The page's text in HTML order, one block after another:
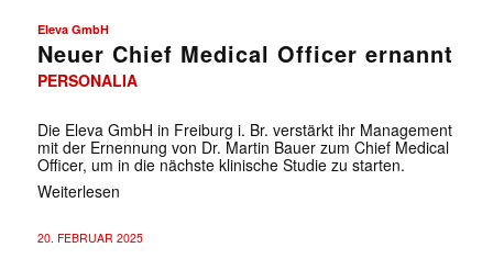
Eleva GmbH
Neuer Chief Medical Officer ernannt
PERSONALIA
Die Eleva GmbH in Freiburg i. Br. verstärkt ihr Management
mit der Ernennung von Dr. Martin Bauer zum Chief Medical
Officer, um in die nächste klinische Studie zu starten.
Weiterlesen
20. FEBRUAR 2025